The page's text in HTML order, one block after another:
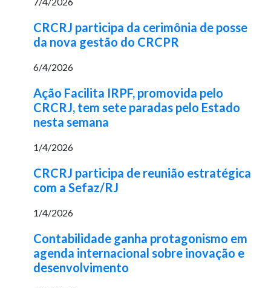
CRCRJ participa da cerimônia de posse
da nova gestão do CRCPR
6/4/2026
Ação Facilita IRPF, promovida pelo
CRCRJ, tem sete paradas pelo Estado
nesta semana
1/4/2026
CRCRJ participa de reunião estratégica
com a Sefaz/RJ
1/4/2026
Contabilidade ganha protagonismo em
agenda internacional sobre inovação e
desenvolvimento